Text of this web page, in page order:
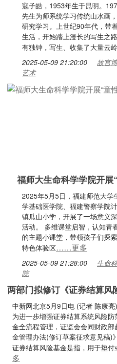
寇子皓，1953年生于昆明。
先生为师系统学习传统山水画
研究学习。上世纪90年代，带
生活，开始踏上漫长的写生之
有独钟，写生、收集了大量云
2025-05-09 21:20:00
故宫
艺术
福师大生命科学学院开展
2025年5月5日，福建师范大学
学基础医学院、福建警察学院
镇瓜山小学，开展了一场意义
活动。 多维课堂启智，认知青
的主题小课堂，带领孩子们探
特色体验区……更多
2025-05-09 21:28:00
生命
院
两部门拟修订《证券结算风
中新网北京5月9日电 (记者 陈康
为进一步增强证券结算系统风险
金全流程管理，证监会会同财政
金管理办法(修订草案征求意见稿)
证券结算风险基金是指，用于垫
多